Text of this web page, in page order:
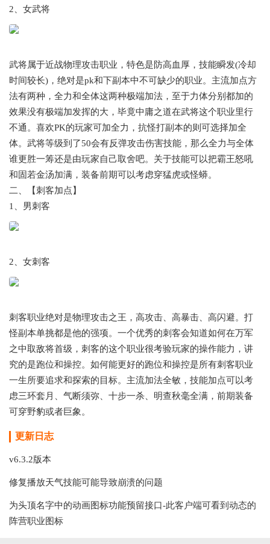
2、女武将
武将属于近战物理攻击职业，特色是防高血厚，技能瞬发(冷却
时间较长)，绝对是pk和下副本中不可缺少的职业。主流加点方
法有两种，全力和全体这两种极端加法，至于力体分别都加的
效果没有极端加发挥的大，毕竟中庸之道在武将这个职业里行
不通。喜欢PK的玩家可加全力，抗怪打副本的则可选择加全
体。武将等级到了50会有反弹攻击伤害技能，那么全力与全体
谁更胜一筹还是由玩家自己取舍吧。关于技能可以把霸王怒吼
和固若金汤加满，装备前期可以考虑穿猛虎或怪蟒。
二、【刺客加点】
1、男刺客
2、女刺客
刺客职业绝对是物理攻击之王，高攻击、高暴击、高闪避。打
怪副本单挑都是他的强项。一个优秀的刺客会知道如何在万军
之中取敌将首级，刺客的这个职业很考验玩家的操作能力，讲
究的是跑位和操控。如何能更好的跑位和操控是所有刺客职业
一生所要追求和探索的目标。主流加法全敏，技能加点可以考
虑三环套月、气断须弥、十步一杀、明查秋毫全满，前期装备
可穿野豹或者巨象。
更新日志
v6.3.2版本
修复播放天气技能可能导致崩溃的问题
为头顶名字中的动画图标功能预留接口-此客户端可看到动态的
阵营职业图标